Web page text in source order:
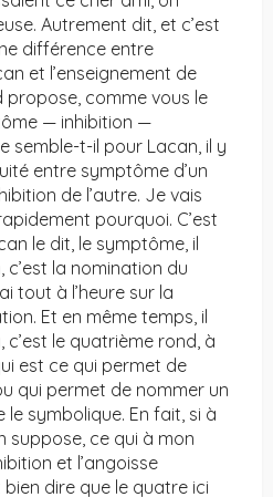
Autrement dit, et c’est
différence entre
et l’enseignement de
propose, comme vous le
— inhibition —
semble-t-il pour Lacan, il y
entre symptôme d’un
de l’autre. Je vais
pourquoi. C’est
le dit, le symptôme, il
la nomination du
tout à l’heure sur la
Et en même temps, il
c’est le quatrième rond, à
est ce qui permet de
qui permet de nommer un
le symbolique. En fait, si à
suppose, ce qui à mon
et l’angoisse
dire que le quatre ici